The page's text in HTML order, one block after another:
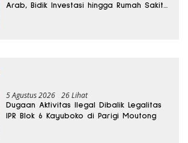
Arab, Bidik Investasi hingga Rumah Sakit
5 Agustus 2026 26 Lihat
Dugaan Aktivitas Ilegal Dibalik Legalitas
IPR Blok 6 Kayuboko di Parigi Moutong